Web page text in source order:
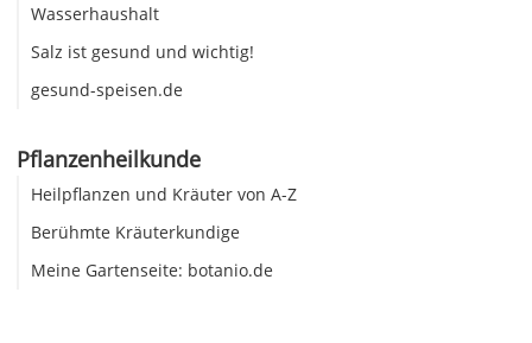
Wasserhaushalt
Salz ist gesund und wichtig!
gesund-speisen.de
Pflanzenheilkunde
Heilpflanzen und Kräuter von A-Z
Berühmte Kräuterkundige
Meine Gartenseite: botanio.de